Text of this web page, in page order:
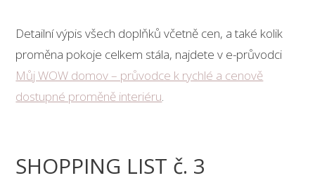
Detailní výpis všech doplňků včetně cen, a také kolik
proměna pokoje celkem stála, najdete v e-průvodci
Můj WOW domov – průvodce k rychlé a cenově
dostupné proměně interiéru
SHOPPING LIST č. 3